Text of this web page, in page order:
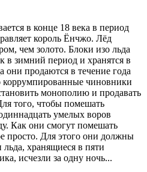
в конце 18 века в период
король Ёнчжо. Лёд
чем золото. Блоки изо льда
в зимний период и хранятся в
они продаются в течение года
коррумпированные чиновники
монополию и продавать
того, чтобы помешать
умелых воров
Как они смогут помешать
просто. Для этого они должны
льда, хранящиеся в пяти
исчезли за одну ночь...